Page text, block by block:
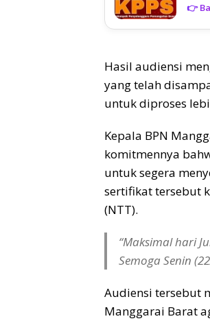
👉
Hasil audiensi
yang telah
untuk diproses
Kepala BPN
komitmennya
untuk segera
sertifikat tersebut
(NTT).
“Maksimal hari
Semoga Senin
Audiensi tersebut
Manggarai Barat